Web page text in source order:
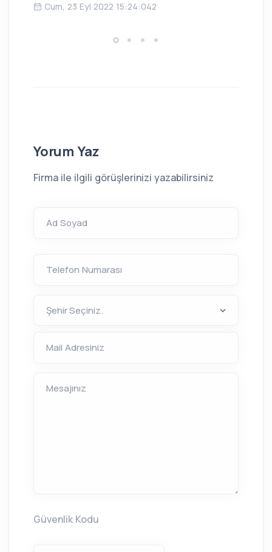
Cum, 23 Eyl 2022 15:24:042
Yorum Yaz
Firma ile ilgili görüşlerinizi yazabilirsiniz
Ad Soyad
Telefon Numarası
Mail Adresiniz
Mesajınız
Güvenlik Kodu